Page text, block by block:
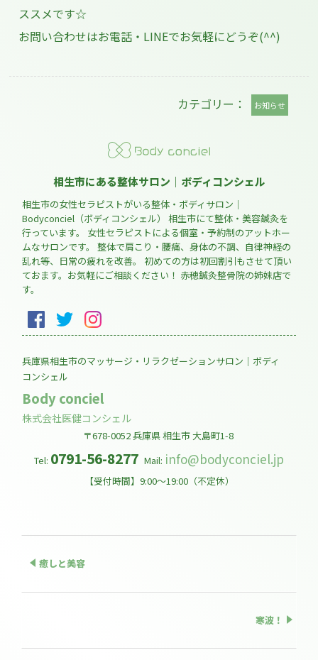
ススメです☆
お問い合わせはお電話・LINEでお気軽にどうぞ(^^)
カテゴリー： お知らせ
相生市にある整体サロン｜ボディコンシェル
相生市の女性セラピストがいる整体・ボディサロン｜
Bodyconciel（ボディコンシェル） 相生市にて整体・美容鍼灸を
行っています。 女性セラピストによる個室・予約制のアットホー
ムなサロンです。 整体で肩こり・腰痛、身体の不調、自律神経の
乱れ等、日常の疲れを改善。 初めての方は初回割引もさせて頂い
ておます。お気軽にご相談ください！ 赤穂鍼灸整骨院の姉妹店で
す。
兵庫県相生市のマッサージ・リラクゼーションサロン｜ボディ
コンシェル
Body conciel
株式会社医健コンシェル
〒678-0052兵庫県相生市大島町1-8
Tel: 0791-56-8277 Mail: info@bodyconciel.jp
【受付時間】9:00～19:00（不定休）
癒しと美容
寒波！